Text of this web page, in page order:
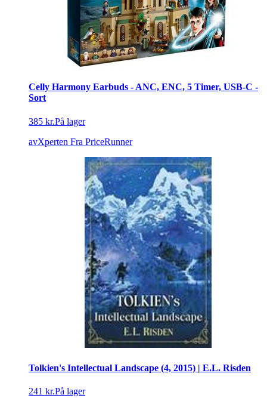
Celly Harmony Earbuds - ANC, ENC, 5 Timer, USB-C -
Sort
385 kr.På lager
avXperten Fra PriceRunner
Tolkien's Intellectual Landscape (4, 2015) | E.L. Risden
241 kr.På lager